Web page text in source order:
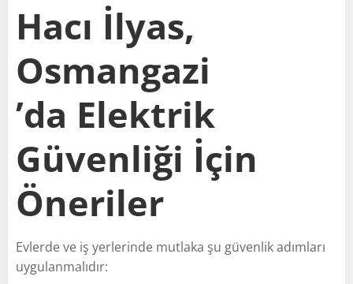
Hacı İlyas,
Osmangazi
’da Elektrik
Güvenliği İçin
Öneriler
Evlerde ve iş yerlerinde mutlaka şu güvenlik adımları
uygulanmalıdır: